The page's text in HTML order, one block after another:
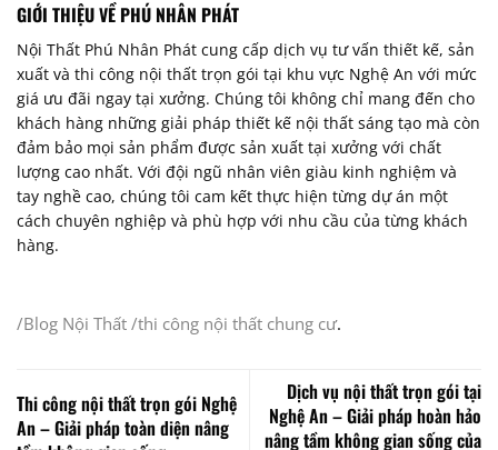
GIỚI THIỆU VỀ PHÚ NHÂN PHÁT
Nội Thất Phú Nhân Phát cung cấp dịch vụ tư vấn thiết kế, sản
xuất và thi công nội thất trọn gói tại khu vực Nghệ An với mức
giá ưu đãi ngay tại xưởng. Chúng tôi không chỉ mang đến cho
khách hàng những giải pháp thiết kế nội thất sáng tạo mà còn
đảm bảo mọi sản phẩm được sản xuất tại xưởng với chất
lượng cao nhất. Với đội ngũ nhân viên giàu kinh nghiệm và
tay nghề cao, chúng tôi cam kết thực hiện từng dự án một
cách chuyên nghiệp và phù hợp với nhu cầu của từng khách
hàng.
Blog Nội Thất thi công nội thất chung cư.
Thi công nội thất trọn gói Nghệ
An – Giải pháp toàn diện nâng
Dịch vụ nội thất trọn gói tại
Nghệ An – Giải pháp hoàn hảo
nâng tầm không gian sống của